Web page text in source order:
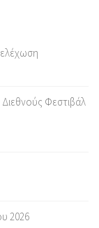
Φεστιβάλ
2026